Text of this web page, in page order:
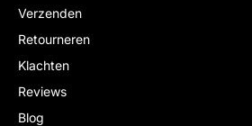
Verzenden
Retourneren
Klachten
Reviews
Blog